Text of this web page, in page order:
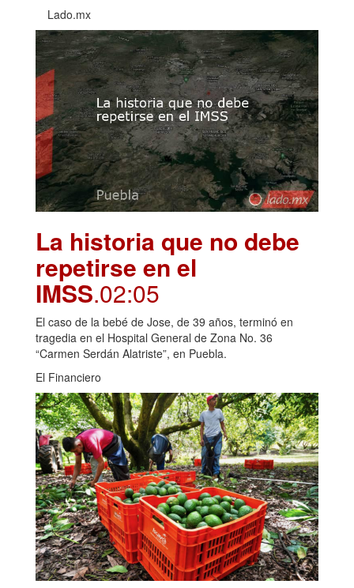
Lado.mx
La historia que no debe
repetirse en el
IMSS.02:05
El caso de la bebé de Jose, de 39 años, terminó en
tragedia en el Hospital General de Zona No. 36
“Carmen Serdán Alatriste”, en Puebla.
El Financiero